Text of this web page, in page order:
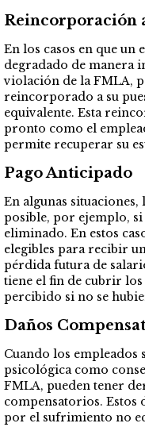
Reincorporación
En los casos en que un
degradado de manera
violación de la FMLA,
reincorporado a su
equivalente. Esta
pronto como el
permite recuperar su
Pago Anticipado
En algunas
posible, por ejemplo, si
eliminado. En estos
elegibles para recibir
pérdida futura de
tiene el fin de cubrir
percibido si no se
Daños
Cuando los empleados
psicológica como
FMLA, pueden tener
compensatorios. Estos
por el sufrimiento no